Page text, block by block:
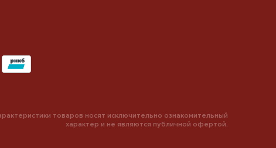
товаров носят исключительно ознакомительный
характер и не являются публичной офертой.